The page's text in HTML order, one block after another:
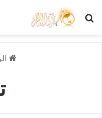
بحث عن